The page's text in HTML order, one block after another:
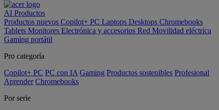
AI Productos
Productos nuevos Copilot+ PC Laptops Desktops Chromebooks
Tablets Monitores Electrónica y accesorios Red Movilidad eléctrica
Gaming portátil
Pro categoría
Copilot+ PC PC con IA Gaming Productos sostenibles Profesional
Aprender Chromebooks
Por serie